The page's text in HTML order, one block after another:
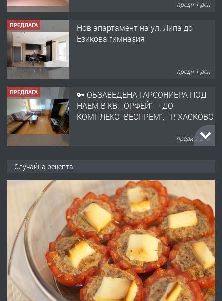
преди 1 ден
ПРЕДЛАГА
🔑 ОБЗАВЕДЕНА ГАРСОНИЕРА ПОД
НАЕМ В КВ. „ОРФЕЙ“ – ДО
преди 2 дни
ПРЕДЛАГА
НАПЪЛНО ОБЗАВЕДЕН И
ОБОРУДВАН ТРИСТАЕН
АПАРТАМЕНТ В ЦЕНТЪРА НА ГР.
преди 3 дни
преди 3 дни
ПРЕДЛАГА
№4120 Магазин/Офис под наем в кв.
Любен Каравелов, Хасково-близо до
градската градина!
преди 3 дни
ПРЕДЛАГА
ПРОСТОРЕН ТРИСТАЕН
Случайна рецепта